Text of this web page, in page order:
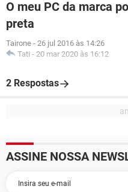
O meu PC da marca
preta
Tairone - 26 jul 2016 às 14:26
Tati - 20 mar 2020 às 16:12
2 Respostas
ASSINE NOSSA